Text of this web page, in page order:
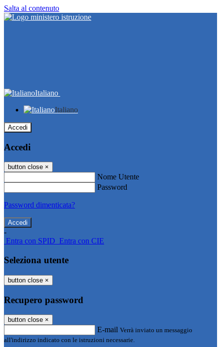
Salta al contenuto
Italiano
Italiano
Accedi
Accedi
button close ×
Nome Utente
Password
Password dimenticata?
-
Entra con SPID Entra con CIE
Seleziona utente
button close ×
Recupero password
button close ×
E-mail Verrà inviato un messaggio
all'indirizzo indicato con le istruzioni necessarie.